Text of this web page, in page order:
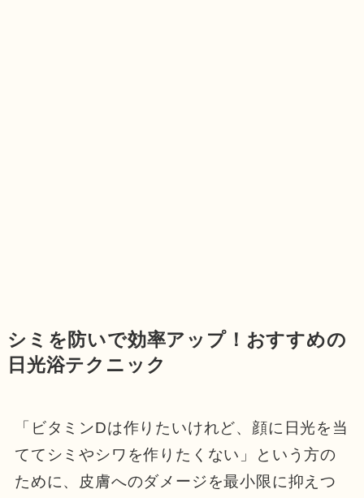
シミを防いで効率アップ！おすすめの
日光浴テクニック
「ビタミンDは作りたいけれど、顔に日光を当
ててシミやシワを作りたくない」という方の
ために、皮膚へのダメージを最小限に抑えつ